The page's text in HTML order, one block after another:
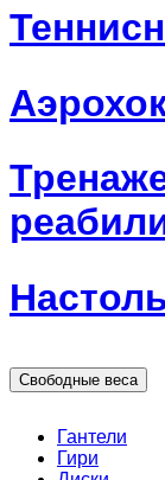
Свободные веса
Гантели
Гири